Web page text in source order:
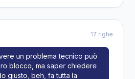
17 righe
un problema tecnico può
blocco, ma saper chiedere
giusto, beh, fa tutta la